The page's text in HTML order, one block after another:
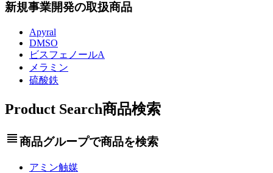
新規事業開発の取扱商品
Apyral
DMSO
ビスフェノールA
メラミン
硫酸鉄
Product Search商品検索
view_headline商品グループで商品を検索
アミン触媒